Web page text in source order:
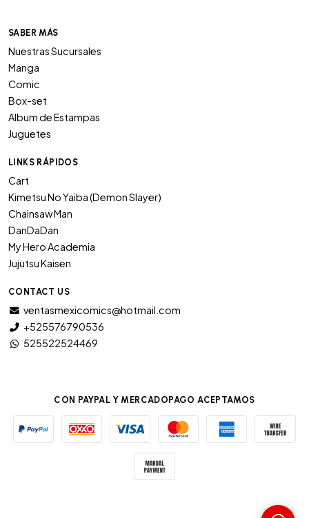
SABER MÁS
Nuestras Sucursales
Manga
Comic
Box-set
Album de Estampas
Juguetes
LINKS RÁPIDOS
Cart
Kimetsu No Yaiba (Demon Slayer)
Chainsaw Man
DanDaDan
My Hero Academia
Jujutsu Kaisen
CONTACT US
ventasmexicomics@hotmail.com
+525576790536
525522524469
CON PAYPAL Y MERCADOPAGO ACEPTAMOS